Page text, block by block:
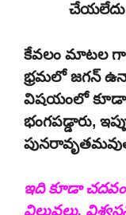
కేవలం మాటల
భ్రమలో జగన్
విషయంలో
భంగపడ్డారు,
ఇది కూడా
విలువలు,